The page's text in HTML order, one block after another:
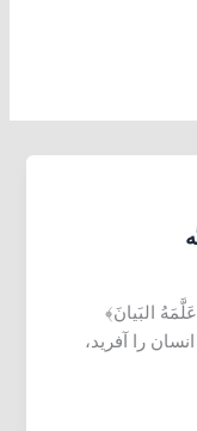
البَیانَ﴾
را آفرید،